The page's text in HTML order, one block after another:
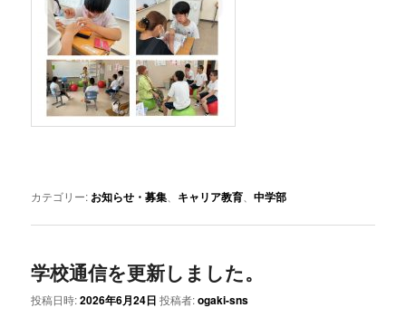
カテゴリー: お知らせ・募集、 キャリア教育、中学部
学校通信を更新しました。
投稿日時:2026年6月24日 投稿者:ogaki-sns